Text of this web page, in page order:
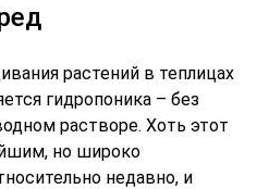
растений в теплицах
гидропоника – без
растворе. Хоть этот
но широко
недавно, и